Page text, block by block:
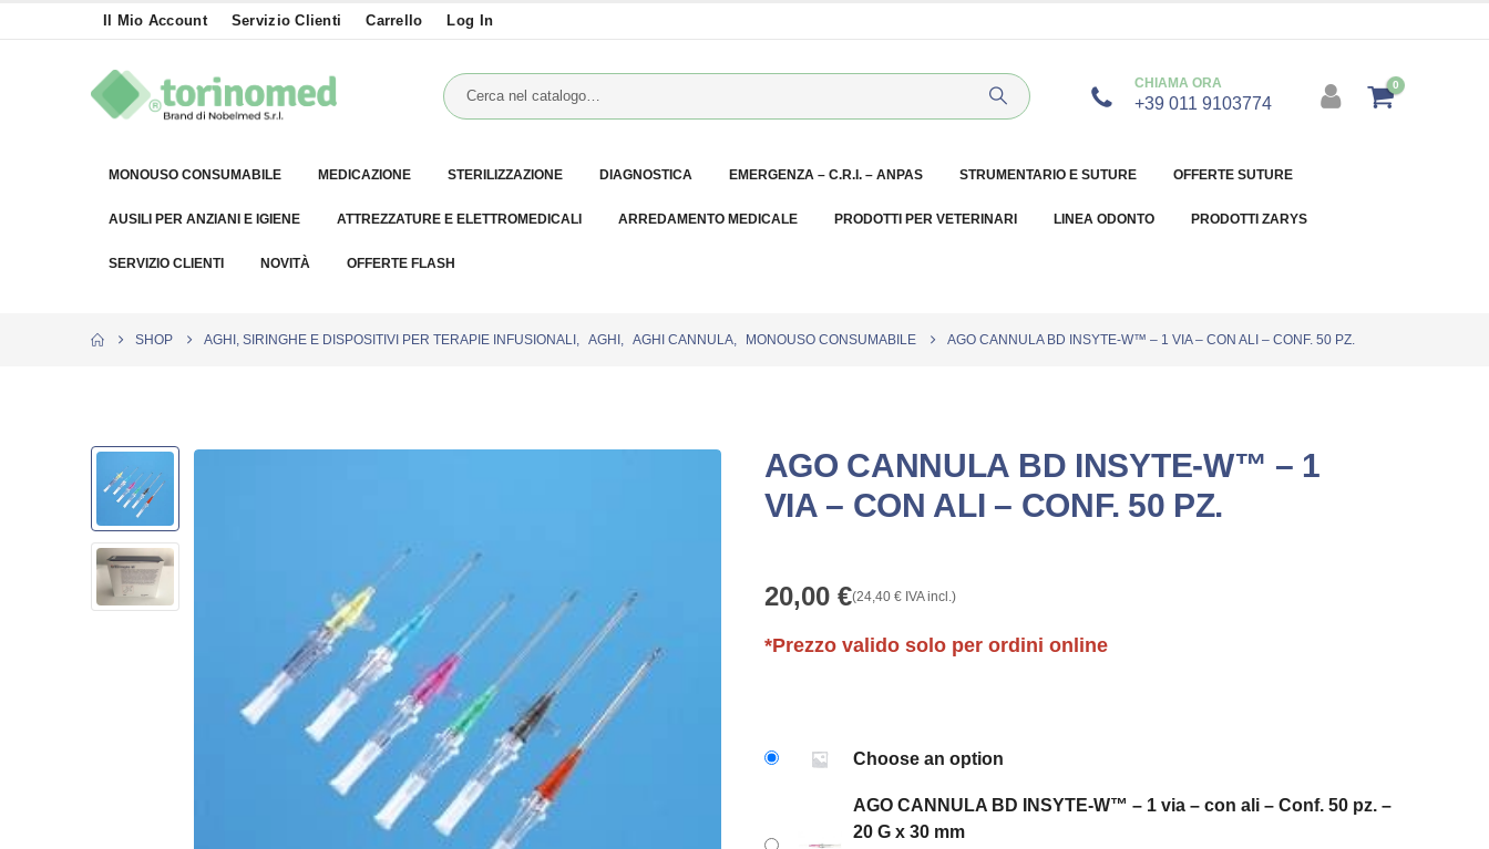
Il Mio Account Servizio Clienti Carrello Log In
CHIAMA ORA
+39 011 9103774
0
MONOUSO CONSUMABILE MEDICAZIONE STERILIZZAZIONE DIAGNOSTICA EMERGENZA – C.R.I. – ANPAS STRUMENTARIO E SUTURE OFFERTE SUTURE
AUSILI PER ANZIANI E IGIENE ATTREZZATURE E ELETTROMEDICALI ARREDAMENTO MEDICALE PRODOTTI PER VETERINARI LINEA ODONTO PRODOTTI ZARYS
SERVIZIO CLIENTI NOVITÀ OFFERTE FLASH
SHOP AGHI, SIRINGHE E DISPOSITIVI PER TERAPIE INFUSIONALI AGHI AGHI CANNULA MONOUSO CONSUMABILE AGO CANNULA BD INSYTE-W™ – 1 VIA – CON ALI – CONF. 50 PZ.
AGO CANNULA BD INSYTE-W™ – 1
VIA – CON ALI – CONF. 50 PZ.
20,00 €(24,40 €IVA incl.)
*Prezzo valido solo per ordini online
Choose an option
AGO CANNULA BD INSYTE-W™ – 1 via – con ali – Conf. 50 pz. –
20 G x 30 mm